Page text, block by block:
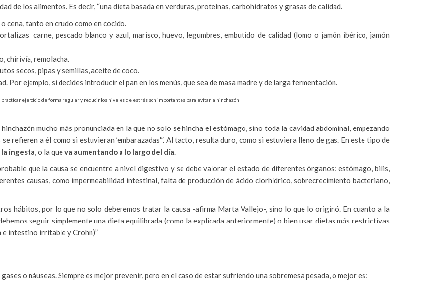
de los alimentos. Es decir, “una dieta basada en verduras, proteínas, carbohidratos y grasas de calidad.
cena, tanto en crudo como en cocido.
carne, pescado blanco y azul, marisco, huevo, legumbres, embutido de calidad (lomo o jamón ibérico, jamón
chirivía, remolacha.
secos, pipas y semillas, aceite de coco.
Por ejemplo, si decides introducir el pan en los menús, que sea de masa madre y de larga fermentación.
practicar ejercicio de forma regular y reducir los niveles de estrés son importantes para evitar la hinchazón
mucho más pronunciada en la que no solo se hincha el estómago, sino toda la cavidad abdominal, empezando
refieren a él como si estuvieran ’embarazadas'”. Al tacto, resulta duro, como si estuviera lleno de gas. En este tipo de
ingesta, o la queva aumentando a lo largo del día.
que la causa se encuentre a nivel digestivo y se debe valorar el estado de diferentes órganos: estómago, bilis,
causas, como impermeabilidad intestinal, falta de producción de ácido clorhídrico, sobrecrecimiento bacteriano,
hábitos, por lo que no solo deberemos tratar la causa -afirma Marta Vallejo-, sino lo que lo originó. En cuanto a la
seguir simplemente una dieta equilibrada (como la explicada anteriormente) o bien usar dietas más restrictivas
e intestino irritable y Crohn)”
o náuseas. Siempre es mejor prevenir, pero en el caso de estar sufriendo una sobremesa pesada, o mejor es: